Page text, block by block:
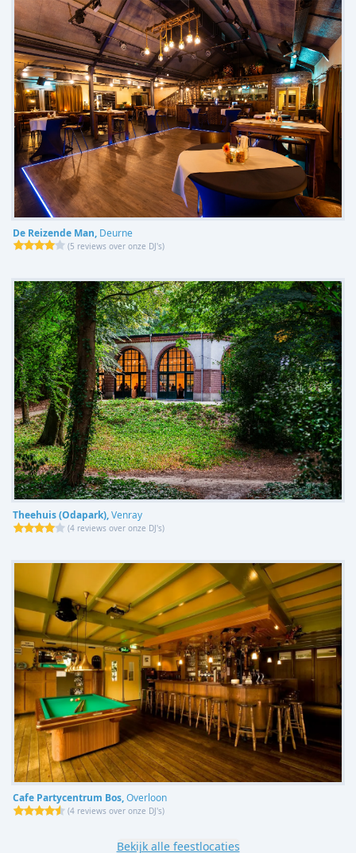
De Reizende Man, Deurne
(5 reviews over onze DJ's)
Theehuis (Odapark),Venray
(4 reviews over onze DJ's)
Cafe Partycentrum Bos,Overloon
(4 reviews over onze DJ's)
Bekijk alle feestlocaties